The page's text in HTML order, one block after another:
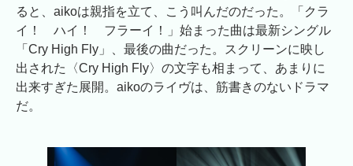
ると、aikoは親指を立て、こう叫んだのだった。「クラ
イ！ ハイ！ フラーイ！」始まった曲は最新シングル
「Cry High Fly」、最後の曲だった。スクリーンに映し
出された〈Cry High Fly〉の文字も相まって、あまりに
出来すぎた展開。aikoのライヴは、筋書きのないドラマ
だ。